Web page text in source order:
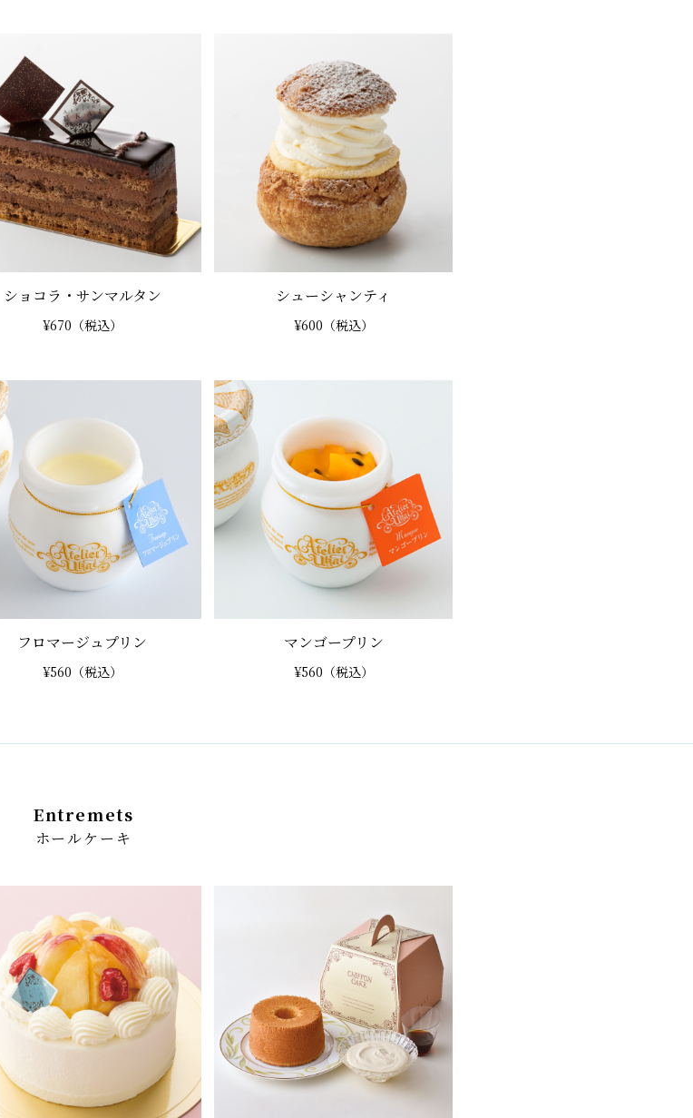
ショコラ・ サンマルタン
¥670（税込）
シューシャンティ
¥600（税込）
フロマージュプリン
¥560（税込）
マンゴープリン
¥560（税込）
Entremets
ホールケーキ